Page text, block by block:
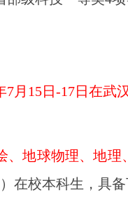
7月 15日-17日在武
、地球物理、地
在校本科生，具